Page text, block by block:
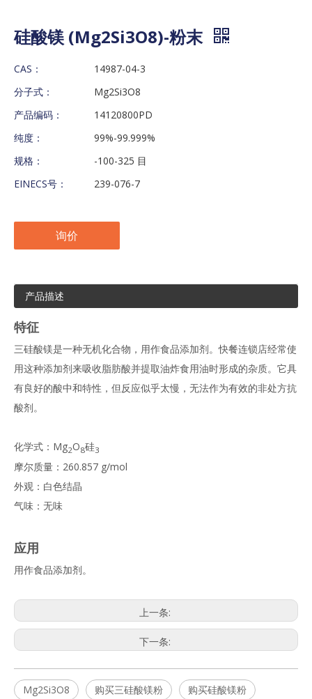
硅酸镁 (Mg2Si3O8)-粉末
CAS：
14987-04-3
分子式：
Mg2Si3O8
产品编码：
14120800PD
纯度：
99%-99.999%
规格：
-100-325 目
EINECS号：
239-076-7
询价
产品描述
特征
三硅酸镁是一种无机化合物，用作食品添加剂。快餐连锁店经常使
用这种添加剂来吸收脂肪酸并提取油炸食用油时形成的杂质。它具
有良好的酸中和特性，但反应似乎太慢，无法作为有效的非处方抗
酸剂。
化学式：Mg2O8硅3
摩尔质量：260.857 g/mol
外观：白色结晶
气味：无味
应用
用作食品添加剂。
上一条:
下一条:
Mg2Si3O8 购买三硅酸镁粉 购买硅酸镁粉